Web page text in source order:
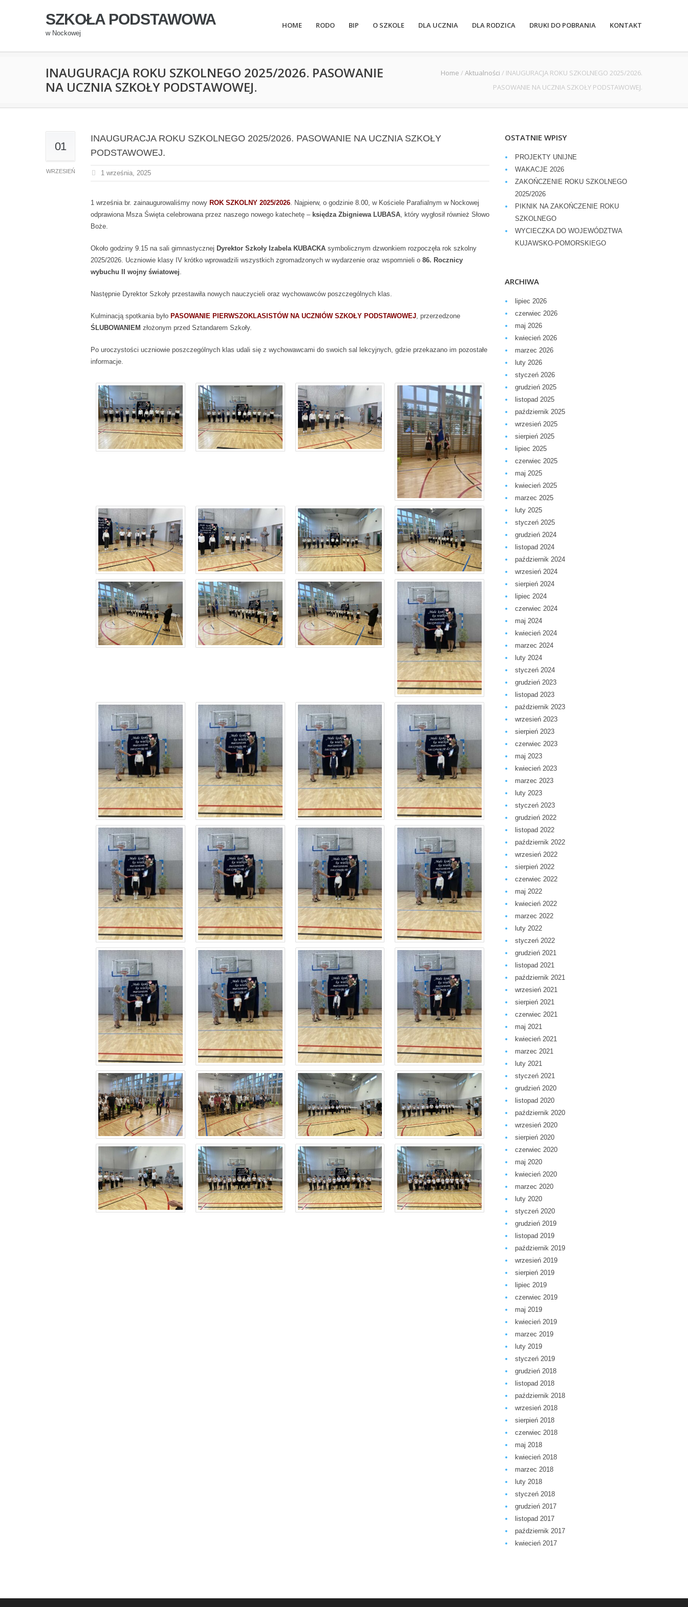
SZKOŁA PODSTAWOWA
w Nockowej
HOME RODO BIP O SZKOLE DLA UCZNIA DLA RODZICA DRUKI DO POBRANIA KONTAKT
INAUGURACJA ROKU SZKOLNEGO 2025/2026. PASOWANIE
NA UCZNIA SZKOŁY PODSTAWOWEJ.
Home / Aktualności / INAUGURACJA ROKU SZKOLNEGO 2025/2026.
PASOWANIE NA UCZNIA SZKOŁY PODSTAWOWEJ.
01
WRZESIEŃ
INAUGURACJA ROKU SZKOLNEGO 2025/2026. PASOWANIE NA UCZNIA SZKOŁY
PODSTAWOWEJ.
1 września, 2025
1 września br. zainaugurowaliśmy nowy ROK SZKOLNY 2025/2026. Najpierw, o godzinie 8.00, w Kościele Parafialnym w Nockowej
odprawiona Msza Święta celebrowana przez naszego nowego katechetę – księdza Zbigniewa LUBASA, który wygłosił również Słowo
Boże.
Około godziny 9.15 na sali gimnastycznej Dyrektor Szkoły Izabela KUBACKA symbolicznym dzwonkiem rozpoczęła rok szkolny
2025/2026. Uczniowie klasy IV krótko wprowadzili wszystkich zgromadzonych w wydarzenie oraz wspomnieli o 86. Rocznicy
wybuchu II wojny światowej.
Następnie Dyrektor Szkoły przestawiła nowych nauczycieli oraz wychowawców poszczególnych klas.
Kulminacją spotkania było PASOWANIE PIERWSZOKLASISTÓW NA UCZNIÓW SZKOŁY PODSTAWOWEJ, przerzedzone
ŚLUBOWANIEM złożonym przed Sztandarem Szkoły.
Po uroczystości uczniowie poszczególnych klas udali się z wychowawcami do swoich sal lekcyjnych, gdzie przekazano im pozostałe
informacje.
OSTATNIE WPISY
PROJEKTY UNIJNE
WAKACJE 2026
ZAKOŃCZENIE ROKU SZKOLNEGO
2025/2026
PIKNIK NA ZAKOŃCZENIE ROKU
SZKOLNEGO
WYCIECZKA DO WOJEWÓDZTWA
KUJAWSKO-POMORSKIEGO
ARCHIWA
lipiec 2026
czerwiec 2026
maj 2026
kwiecień 2026
marzec 2026
luty 2026
styczeń 2026
grudzień 2025
listopad 2025
październik 2025
wrzesień 2025
sierpień 2025
lipiec 2025
czerwiec 2025
maj 2025
kwiecień 2025
marzec 2025
luty 2025
styczeń 2025
grudzień 2024
listopad 2024
październik 2024
wrzesień 2024
sierpień 2024
lipiec 2024
czerwiec 2024
maj 2024
kwiecień 2024
marzec 2024
luty 2024
styczeń 2024
grudzień 2023
listopad 2023
październik 2023
wrzesień 2023
sierpień 2023
czerwiec 2023
maj 2023
kwiecień 2023
marzec 2023
luty 2023
styczeń 2023
grudzień 2022
listopad 2022
październik 2022
wrzesień 2022
sierpień 2022
czerwiec 2022
maj 2022
kwiecień 2022
marzec 2022
luty 2022
styczeń 2022
grudzień 2021
listopad 2021
październik 2021
wrzesień 2021
sierpień 2021
czerwiec 2021
maj 2021
kwiecień 2021
marzec 2021
luty 2021
styczeń 2021
grudzień 2020
listopad 2020
październik 2020
wrzesień 2020
sierpień 2020
czerwiec 2020
maj 2020
kwiecień 2020
marzec 2020
luty 2020
styczeń 2020
grudzień 2019
listopad 2019
październik 2019
wrzesień 2019
sierpień 2019
lipiec 2019
czerwiec 2019
maj 2019
kwiecień 2019
marzec 2019
luty 2019
styczeń 2019
grudzień 2018
listopad 2018
październik 2018
wrzesień 2018
sierpień 2018
czerwiec 2018
maj 2018
kwiecień 2018
marzec 2018
luty 2018
styczeń 2018
grudzień 2017
listopad 2017
październik 2017
kwiecień 2017